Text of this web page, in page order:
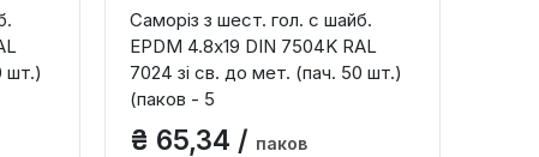
шт.)
Саморіз з шест. гол. с шайб.
EPDM 4.8х19 DIN 7504K RAL
7024 зі св. до мет. (пач. 50 шт.)
(паков - 5
₴ 65,34 / паков